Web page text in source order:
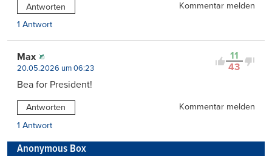
Antworten
Kommentar melden
1 Antwort
11
43
Max
20.05.2026 um 06:23
Bea for President!
Antworten
Kommentar melden
1 Antwort
Anonymous Box